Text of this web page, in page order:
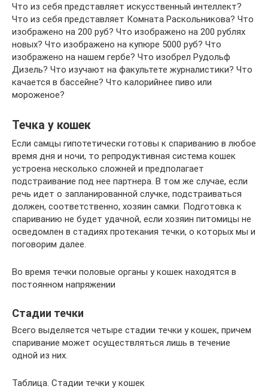
Что из себя представляет искусственный интеллект?
Что из себя представляет Комната Раскольникова? Что
изображено на 200 руб? Что изображено на 200 рублях
новых? Что изображено на купюре 5000 руб? Что
изображено на нашем гербе? Что изобрел Рудольф
Дизель? Что изучают на факультете журналистики? Что
качается в бассейне? Что калорийнее пиво или
мороженое?
Течка у кошек
Если самцы гипотетически готовы к спариванию в любое
время дня и ночи, то репродуктивная система кошек
устроена несколько сложней и предполагает
подстраивание под нее партнера. В том же случае, если
речь идет о запланированной случке, подстраиваться
должен, соответственно, хозяин самки. Подготовка к
спариванию не будет удачной, если хозяин питомицы не
осведомлен в стадиях протекания течки, о которых мы и
поговорим далее.
Во время течки половые органы у кошек находятся в
постоянном напряжении
Стадии течки
Всего выделяется четыре стадии течки у кошек, причем
спаривание может осуществляться лишь в течение
одной из них.
Таблица. Стадии течки у кошек